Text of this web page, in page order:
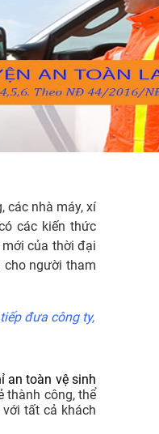
các nhà máy, xí
các kiến thức
của thời đại
cho người tham
đưa công ty,
an toàn vệ sinh
thành công, thể
tất cả khách